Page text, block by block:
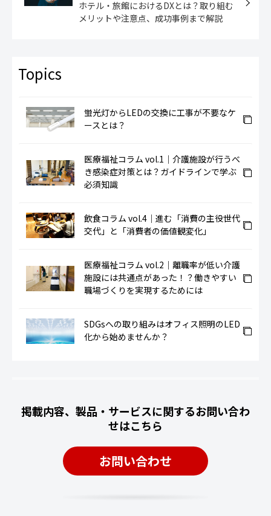
ホテル・旅館におけるDXとは？取り組む
メリットや注意点、成功事例まで解説
蛍光灯からLEDの交換に工事が不要なケ
ースとは？
医療福祉コラム vol.1｜介護施設が行うべ
き感染症対策とは？ガイドラインで学ぶ
必須知識
飲食コラム vol.4｜進む「消費の主役世代
交代」と「消費者の価値観変化」
医療福祉コラム vol.2｜離職率が低い介護
施設には共通点があった！？働きやすい
職場づくりを実現するためには
SDGsへの取り組みはオフィス照明のLED
化から始めませんか？
掲載内容、製品・サービスに関するお問い合わ
せはこちら
お問い合わせ